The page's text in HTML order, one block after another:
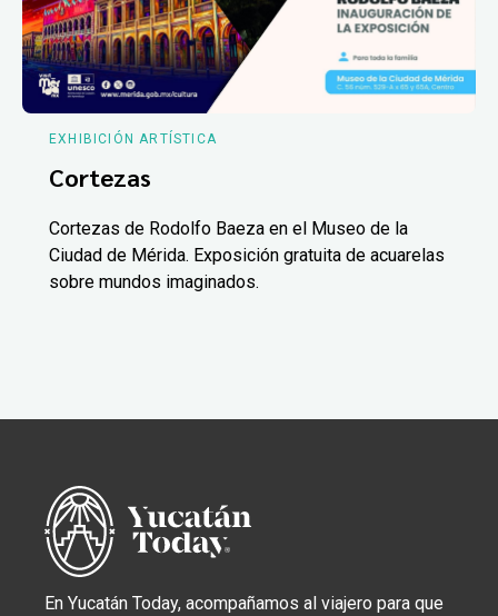
EXHIBICIÓN ARTÍSTICA
Cortezas
Cortezas de Rodolfo Baeza en el Museo de la
Ciudad de Mérida. Exposición gratuita de acuarelas
sobre mundos imaginados.
En Yucatán Today, acompañamos al viajero para que